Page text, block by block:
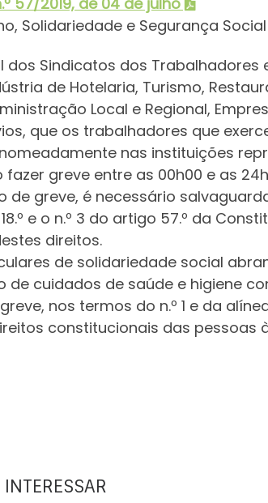
Solidariedade e Segurança
Sindicatos dos Trabalhadores
de Hotelaria, Turismo,
Local e Regional,
que os trabalhadores que
nas instituições
greve entre as 00h00 e as
de greve, é necessário
e o n.º 3 do artigo 57.º da
direitos.
de solidariedade social
de cuidados de saúde e higiene
nos termos do n.º 1 e da
constitucionais das pessoas